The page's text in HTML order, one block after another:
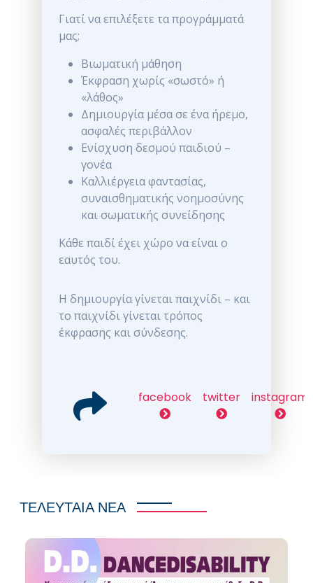
Γιατί να επιλέξετε τα προγράμματά
μας;
Βιωματική μάθηση
Έκφραση χωρίς «σωστό» ή
«λάθος»
Δημιουργία μέσα σε ένα ήρεμο,
ασφαλές περιβάλλον
Ενίσχυση δεσμού παιδιού –
γονέα
Καλλιέργεια φαντασίας,
συναισθηματικής νοημοσύνης
και σωματικής συνείδησης
Κάθε παιδί έχει χώρο να είναι ο
εαυτός του.
Η δημιουργία γίνεται παιχνίδι – και
το παιχνίδι γίνεται τρόπος
έκφρασης και σύνδεσης.
facebook twitter instagram
ΤΕΛΕΥΤΑΙΑ ΝΕΑ